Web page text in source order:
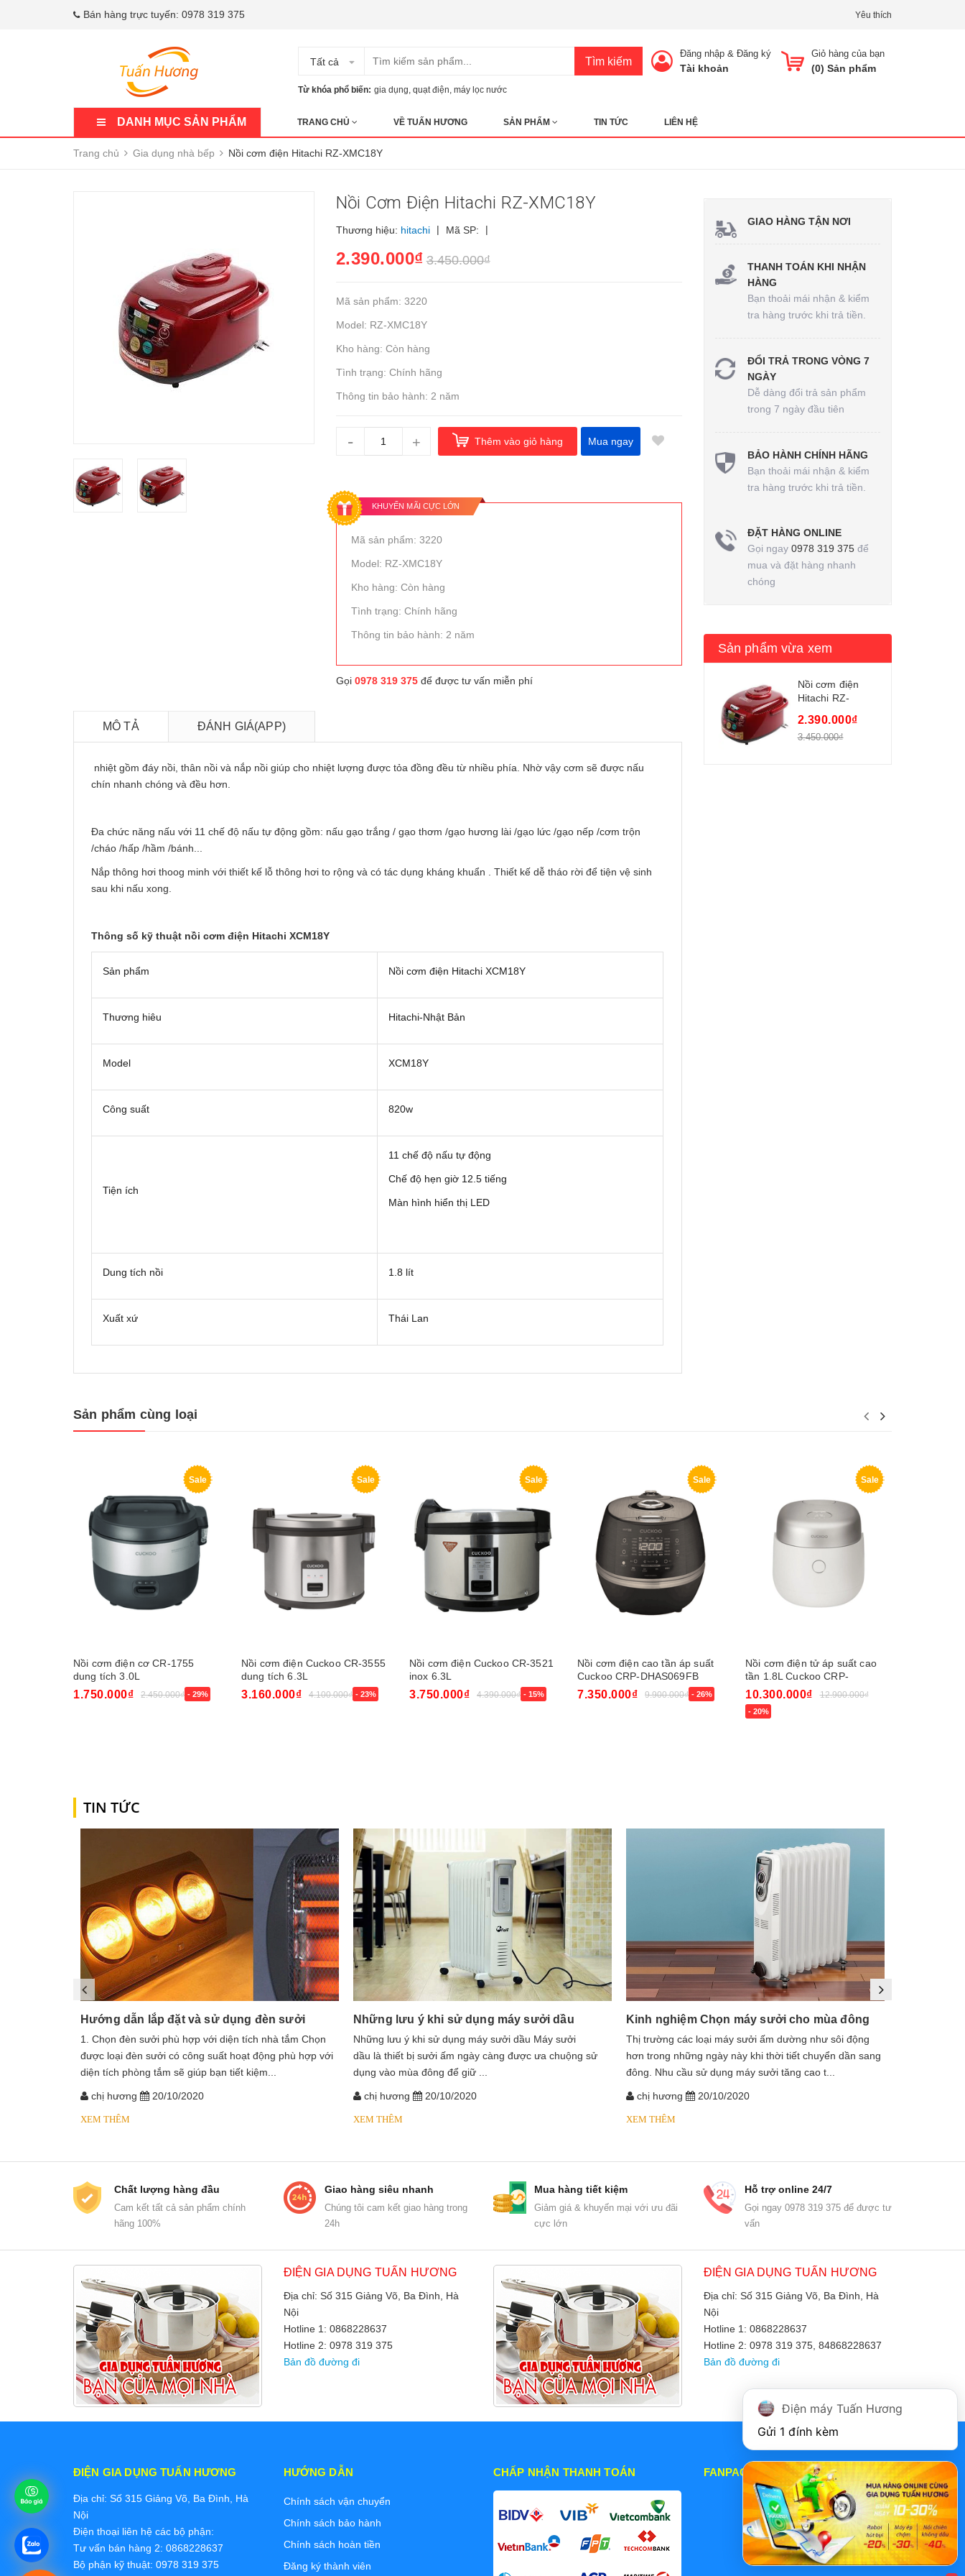
Bán hàng trực tuyến: 0978 319 375 Yêu thích
Tất cả Tìm kiếm
Từ khóa phổ biến: gia dụng, quạt điện, máy lọc nước
Giỏ hàng của bạn
(0) Sản phẩm
Đăng nhập & Đăng ký
Tài khoản
DANH MỤC SẢN PHẨM TRANG CHỦ VỀ TUẤN HƯƠNG SẢN PHẨM TIN TỨC LIÊN HỆ
Trang chủ Gia dụng nhà bếp Nồi cơm điện Hitachi RZ-XMC18Y
Nồi Cơm Điện Hitachi RZ-XMC18Y
Thương hiệu: hitachi | Mã SP: |
2.390.000₫ 3.450.000₫
Mã sản phẩm: 3220
Model: RZ-XMC18Y
Kho hàng: Còn hàng
Tình trạng: Chính hãng
Thông tin bảo hành: 2 năm
- + Thêm vào giỏ hàng Mua ngay
KHUYẾN MÃI CỰC LỚN
Mã sản phẩm: 3220
Model: RZ-XMC18Y
Kho hàng: Còn hàng
Tình trạng: Chính hãng
Thông tin bảo hành: 2 năm
Gọi 0978 319 375để được tư vấn miễn phí
MÔ TẢ ĐÁNH GIÁ(APP)
nhiệt gồm đáy nồi, thân nồi và nắp nồi giúp cho nhiệt lượng được tỏa đồng đều từ nhiều phía. Nhờ vậy cơm sẽ được nấu
chín nhanh chóng và đều hơn.
Đa chức năng nấu với 11 chế độ nấu tự động gồm: nấu gạo trắng / gạo thơm /gạo hương lài /gạo lức /gạo nếp /cơm trộn
/cháo /hấp /hầm /bánh...
Nắp thông hơi thoog minh với thiết kế lỗ thông hơi to rộng và có tác dụng kháng khuẩn . Thiết kế dễ tháo rời để tiện vệ sinh
sau khi nấu xong.
Thông số kỹ thuật nồi cơm điện Hitachi XCM18Y
Sản phẩm Nồi cơm điện Hitachi XCM18Y
Thương hiêu Hitachi-Nhật Bản
Model XCM18Y
Công suất 820w
Tiện ích
11 chế độ nấu tự động
Chế độ hẹn giờ 12.5 tiếng
Màn hình hiển thị LED
Dung tích nồi 1.8 lít
Xuất xứ Thái Lan
GIAO HÀNG TẬN NƠI
THANH TOÁN KHI NHẬN
HÀNG
Bạn thoải mái nhận & kiểm
tra hàng trước khi trả tiền.
ĐỔI TRẢ TRONG VÒNG 7
NGÀY
Dễ dàng đổi trả sản phẩm
trong 7 ngày đầu tiên
BẢO HÀNH CHÍNH HÃNG
Bạn thoải mái nhận & kiểm
tra hàng trước khi trả tiền.
ĐẶT HÀNG ONLINE
Gọi ngay 0978 319 375để
mua và đặt hàng nhanh
chóng
Sản phẩm vừa xem
Nồi cơm điện
Hitachi RZ-
2.390.000₫
3.450.000₫
Sản phẩm cùng loại
Sale
Nồi cơm điện cơ CR-1755
dung tích 3.0L
1.750.000₫ 2.450.000₫ - 29%
Sale
Nồi cơm điện Cuckoo CR-3555
dung tích 6.3L
3.160.000₫ 4.100.000₫ - 23%
Sale
Nồi cơm điện Cuckoo CR-3521
inox 6.3L
3.750.000₫ 4.390.000₫ - 15%
Sale
Nồi cơm điện cao tần áp suất
Cuckoo CRP-DHAS069FB
7.350.000₫ 9.900.000₫ - 26%
Sale
Nồi cơm điện tử áp suất cao
tần 1.8L Cuckoo CRP-
NHTR1010FW
10.300.000₫ 12.900.000₫
- 20%
TIN TỨC
Hướng dẫn lắp đặt và sử dụng đèn sưởi
1. Chọn đèn sưởi phù hợp với diện tích nhà tắm Chọn
được loại đèn sưởi có công suất hoạt động phù hợp với
diện tích phòng tắm sẽ giúp bạn tiết kiệm...
chị hương 20/10/2020
XEM THÊM
Những lưu ý khi sử dụng máy sưởi dầu
​​​​​​Những lưu ý khi sử dụng máy sưởi dầu Máy sưởi
dầu là thiết bị sưởi ấm ngày càng được ưa chuộng sử
dụng vào mùa đông để giữ ...
chị hương 20/10/2020
XEM THÊM
Kinh nghiệm Chọn máy sưởi cho mùa đông
Thị trường các loại máy sưởi ấm dường như sôi động
hơn trong những ngày này khi thời tiết chuyển dần sang
đông. Nhu cầu sử dụng máy sưởi tăng cao t...
chị hương 20/10/2020
XEM THÊM
Chất lượng hàng đầu
Cam kết tất cả sản phẩm chính
hãng 100%
Giao hàng siêu nhanh
Chúng tôi cam kết giao hàng trong
24h
Mua hàng tiết kiệm
Giảm giá & khuyến mại với ưu đãi
cực lớn
Hỗ trợ online 24/7
Gọi ngay 0978 319 375 để được tư
vấn
ĐIỆN GIA DỤNG TUẤN HƯƠNG
Địa chỉ: Số 315 Giảng Võ, Ba Đình, Hà
Nội
Hotline 1: 0868228637
Hotline 2: 0978 319 375
Bản đồ đường đi
ĐIỆN GIA DỤNG TUẤN HƯƠNG
Địa chỉ: Số 315 Giảng Võ, Ba Đình, Hà
Nội
Hotline 1: 0868228637
Hotline 2: 0978 319 375, 84868228637
Bản đồ đường đi
ĐIỆN GIA DỤNG TUẤN HƯƠNG
Địa chỉ: Số 315 Giảng Võ, Ba Đình, Hà
Nội
Điện thoại liên hệ các bộ phận:
Tư vấn bán hàng 2: 0868228637
Bộ phận kỹ thuật: 0978 319 375
HƯỚNG DẪN
Chính sách vận chuyển
Chính sách bảo hành
Chính sách hoàn tiền
Đăng ký thành viên
CHẤP NHẬN THANH TOÁN FANPAGE
Điện máy Tuấn Hương
Gửi 1 đính kèm